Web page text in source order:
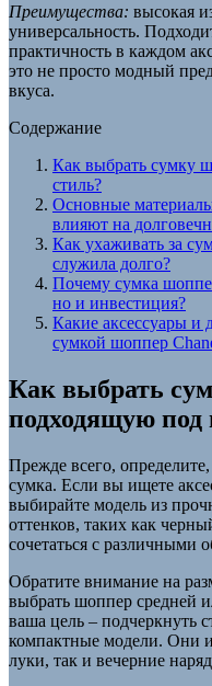
Преимущества: высокая
универсальность.
практичность в каждом
это не просто модный
вкуса.
Содержание
Как выбрать сумку
стиль?
Основные
влияют на
Как ухаживать за
служила долго?
Почему сумка
но и инвестиция?
Какие аксессуары и
сумкой шоппер
Как выбрать
подходящую под
Прежде всего,
сумка. Если вы ищете
выбирайте модель из
оттенков, таких как
сочетаться с различными
Обратите внимание на
выбрать шоппер средней
ваша цель – подчеркнуть
компактные модели. Они
луки, так и вечерние